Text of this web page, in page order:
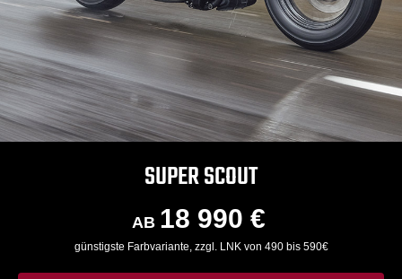
SUPER SCOUT
AB 18 990 €
günstigste Farbvariante, zzgl. LNK von 490 bis 590€